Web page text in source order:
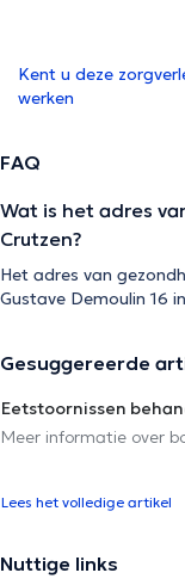
Kent u deze
werken
FAQ
Wat is het adres
Crutzen?
Het adres van
Gustave Demoulin 16
Gesuggereerde
Eetstoornissen
Meer informatie over
Lees het volledige artikel
Nuttige links